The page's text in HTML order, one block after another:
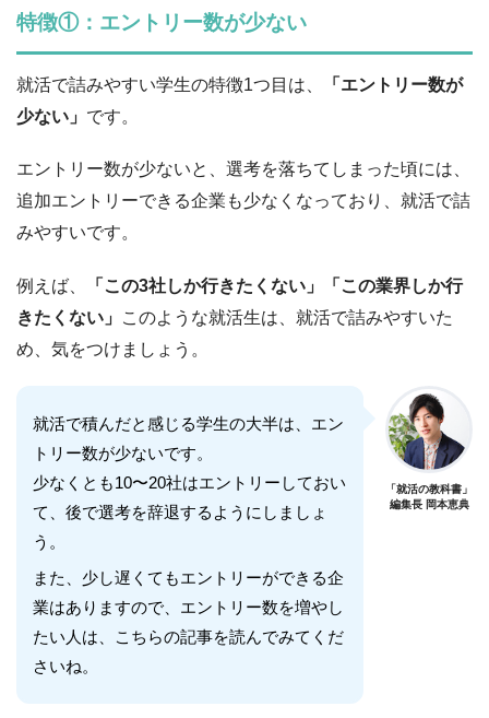
特徴①：エントリー数が少ない
就活で詰みやすい学生の特徴1つ目は、
「エントリー数が
少ない」 です。
エントリー数が少ないと、選考を落ちてしまった頃には、
追加エントリーできる企業も少なくなっており、就活で詰
みやすいです。
例えば、
「この3社しか行きたくない」「この業界しか行
きたくない」 このような就活生は、就活で詰みやすいた
め、気をつけましょう。
就活で積んだと感じる学生の大半は、エン
トリー数が少ないです。
少なくとも10〜20社はエントリーしておい
て、後で選考を辞退するようにしましょ
う。
また、少し遅くてもエントリーができる企
業はありますので、エントリー数を増やし
たい人は、こちらの記事を読んでみてくだ
さいね。
「就活の教科書」
編集長 岡本恵典